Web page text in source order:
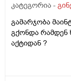
კატეგორია -
გამარჯობა
გქონდა რამდენ
აქტიდან ?